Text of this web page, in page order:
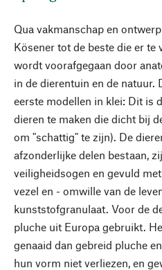
Qua vakmanschap en
Kösener tot de beste die er
wordt voorafgegaan door
in de dierentuin en de natuur.
eerste modellen in klei: Dit is
dieren te maken die dicht bij
om "schattig" te zijn). De
afzonderlijke delen bestaan,
veiligheidsogen en gevuld
vezel en - omwille van de
kunststofgranulaat. Voor de
pluche uit Europa gebruikt.
genaaid dan gebreid pluche
hun vorm niet verliezen, en